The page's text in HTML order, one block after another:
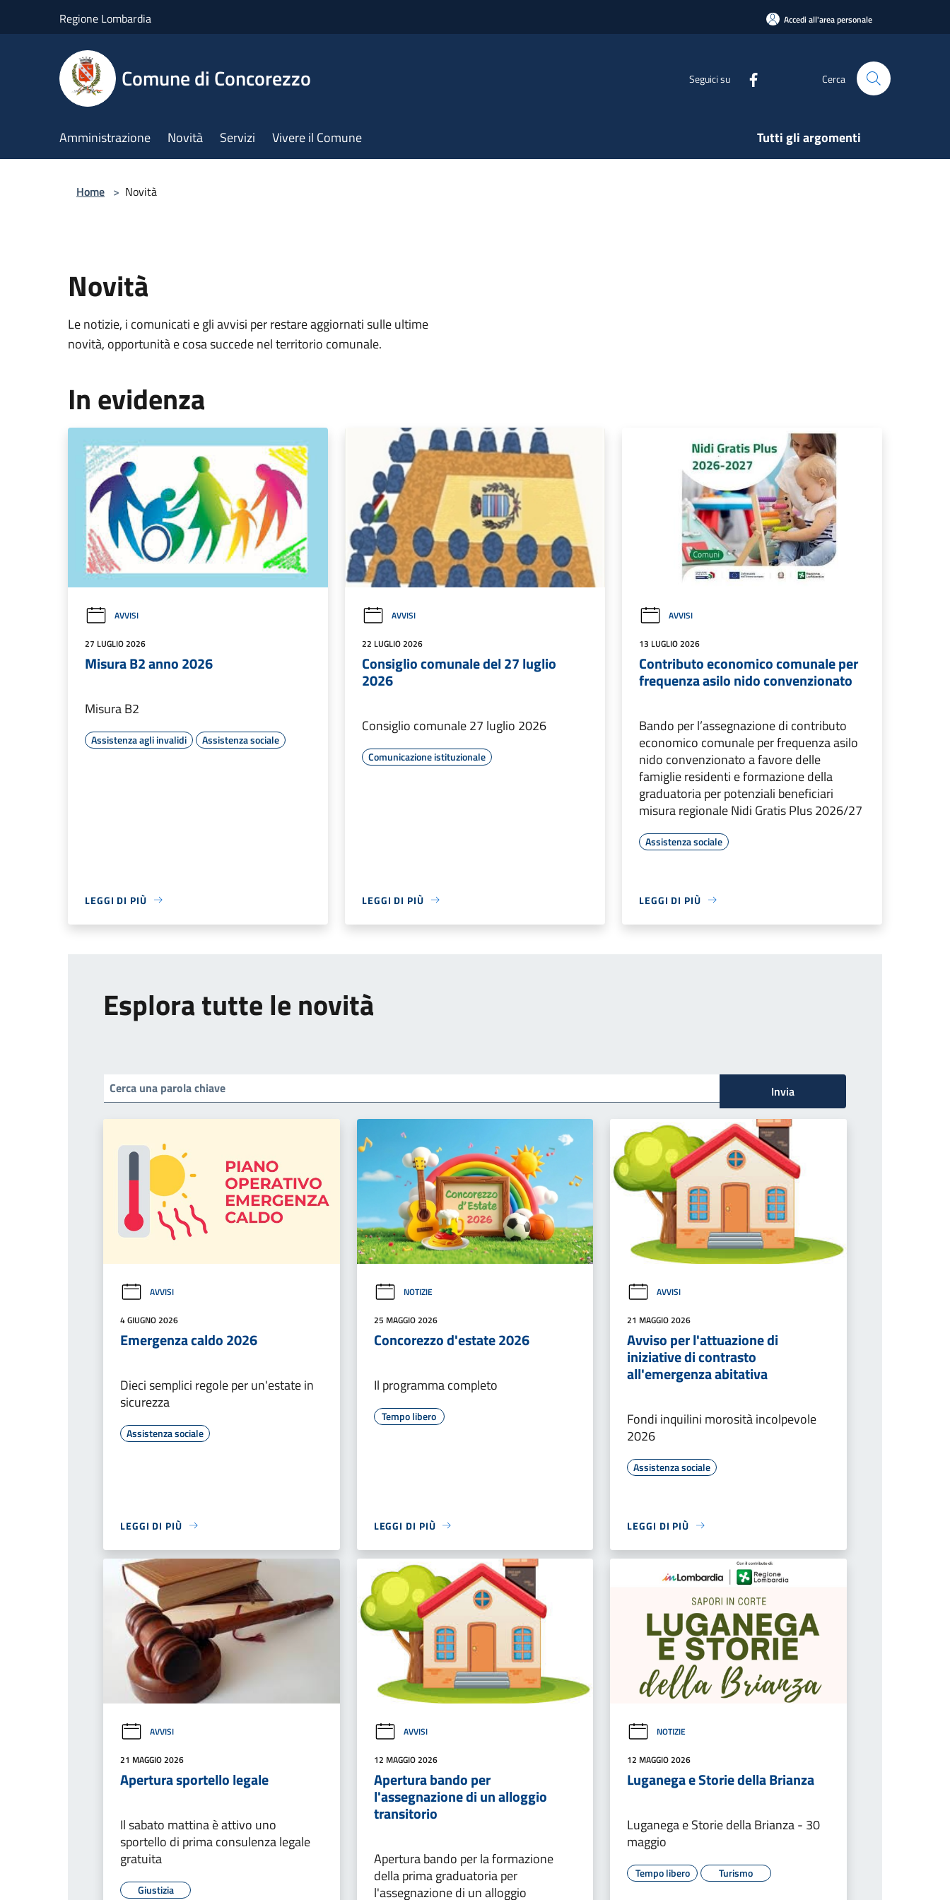
Regione Lombardia Accedi all'area personale
Comune di Concorezzo Seguici su Cerca
Amministrazione Novità Servizi Vivere il Comune Tutti gli argomenti
Home > Novità
Novità
Le notizie, i comunicati e gli avvisi per restare aggiornati sulle ultime
novità, opportunità e cosa succede nel territorio comunale.
In evidenza
AVVISI
27 LUGLIO 2026
Misura B2 anno 2026
Misura B2
Assistenza agli invalidi Assistenza sociale
LEGGI DI PIÙ
AVVISI
22 LUGLIO 2026
Consiglio comunale del 27 luglio
2026
Consiglio comunale 27 luglio 2026
Comunicazione istituzionale
LEGGI DI PIÙ
AVVISI
13 LUGLIO 2026
Contributo economico comunale per
frequenza asilo nido convenzionato
Bando per l’assegnazione di contributo
economico comunale per frequenza asilo
nido convenzionato a favore delle
famiglie residenti e formazione della
graduatoria per potenziali beneficiari
misura regionale Nidi Gratis Plus 2026/27
Assistenza sociale
LEGGI DI PIÙ
Esplora tutte le novità
Invia
AVVISI
4 GIUGNO 2026
Emergenza caldo 2026
Dieci semplici regole per un'estate in
sicurezza
Assistenza sociale
LEGGI DI PIÙ
NOTIZIE
25 MAGGIO 2026
Concorezzo d'estate 2026
Il programma completo
Tempo libero
LEGGI DI PIÙ
AVVISI
21 MAGGIO 2026
Avviso per l'attuazione di
iniziative di contrasto
all'emergenza abitativa
Fondi inquilini morosità incolpevole
2026
Assistenza sociale
LEGGI DI PIÙ
AVVISI
21 MAGGIO 2026
Apertura sportello legale
Il sabato mattina è attivo uno
sportello di prima consulenza legale
gratuita
Giustizia
AVVISI
12 MAGGIO 2026
Apertura bando per
l'assegnazione di un alloggio
transitorio
Apertura bando per la formazione
della prima graduatoria per
l'assegnazione di un alloggio
NOTIZIE
12 MAGGIO 2026
Luganega e Storie della Brianza
Luganega e Storie della Brianza - 30
maggio
Tempo libero Turismo